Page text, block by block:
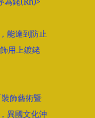
能達到防止
用上鍍銠
飾藝術暨
異國文化沖